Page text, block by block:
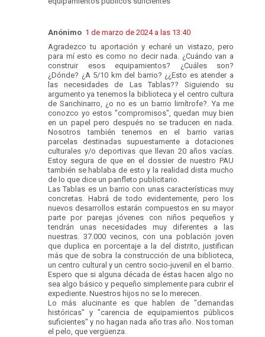
Anónimo 1 de marzo de 2024 a las 13:40
Agradezco tu aportación y echaré un vistazo, pero
para mí esto es como no decir nada. ¿Cuándo van a
construir esos equipamientos? ¿Cuáles son?
¿Dónde? ¿A 5/10 km del barrio? ¿¿Esto es atender a
las necesidades de Las Tablas?? Siguiendo su
argumento ya tenemos la biblioteca y el centro cultura
de Sanchinarro, ¿o no es un barrio limítrofe?. Ya me
conozco yo estos "compromisos", quedan muy bien
en un papel pero después no se traducen en nada.
Nosotros también tenemos en el barrio varias
parcelas destinadas supuestamente a dotaciones
culturales y/o deportivas que llevan 20 años vacías.
Estoy segura de que en el dossier de nuestro PAU
también se hablaba de esto y la realidad dista mucho
de lo que dice un panfleto publicitario.
Las Tablas es un barrio con unas características muy
concretas. Habrá de todo evidentemente, pero los
nuevos desarrollos estarán compuestos en su mayor
parte por parejas jóvenes con niños pequeños y
tendrán unas necesidades muy diferentes a las
nuestras. 37.000 vecinos, con una población joven
que duplica en porcentaje a la del distrito, justifican
más que de sobra la construcción de una biblioteca,
un centro cultural y un centro socio-juvenil en el barrio.
Espero que si alguna década de éstas hacen algo no
sea algo básico y pequeño simplemente para cubrir el
expediente. Nuestros hijos no se lo merecen.
Lo más alucinante es que hablen de "demandas
históricas" y "carencia de equipamientos públicos
suficientes" y no hagan nada año tras año. Nos toman
el pelo, que vergüenza.